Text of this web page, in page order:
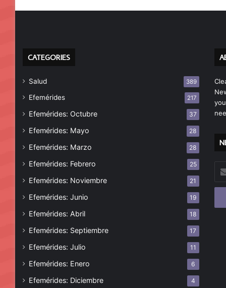
CATEGORIES
Salud 389
Efemérides 217
Efemérides: Octubre 37
Efemérides: Mayo 28
Efemérides: Marzo 28
Efemérides: Febrero 25
Efemérides: Noviembre 21
Efemérides: Junio 19
Efemérides: Abril 18
Efemérides: Septiembre 17
Efemérides: Julio 11
Efemérides: Enero 6
Efemérides: Diciembre 4
tu